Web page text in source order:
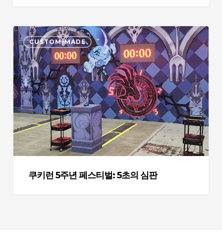
CUSTOM-MADE
쿠
키
런
5
주
년
페
스
티
벌:
쿠키런 5주년 페스티벌: 5초의 심판